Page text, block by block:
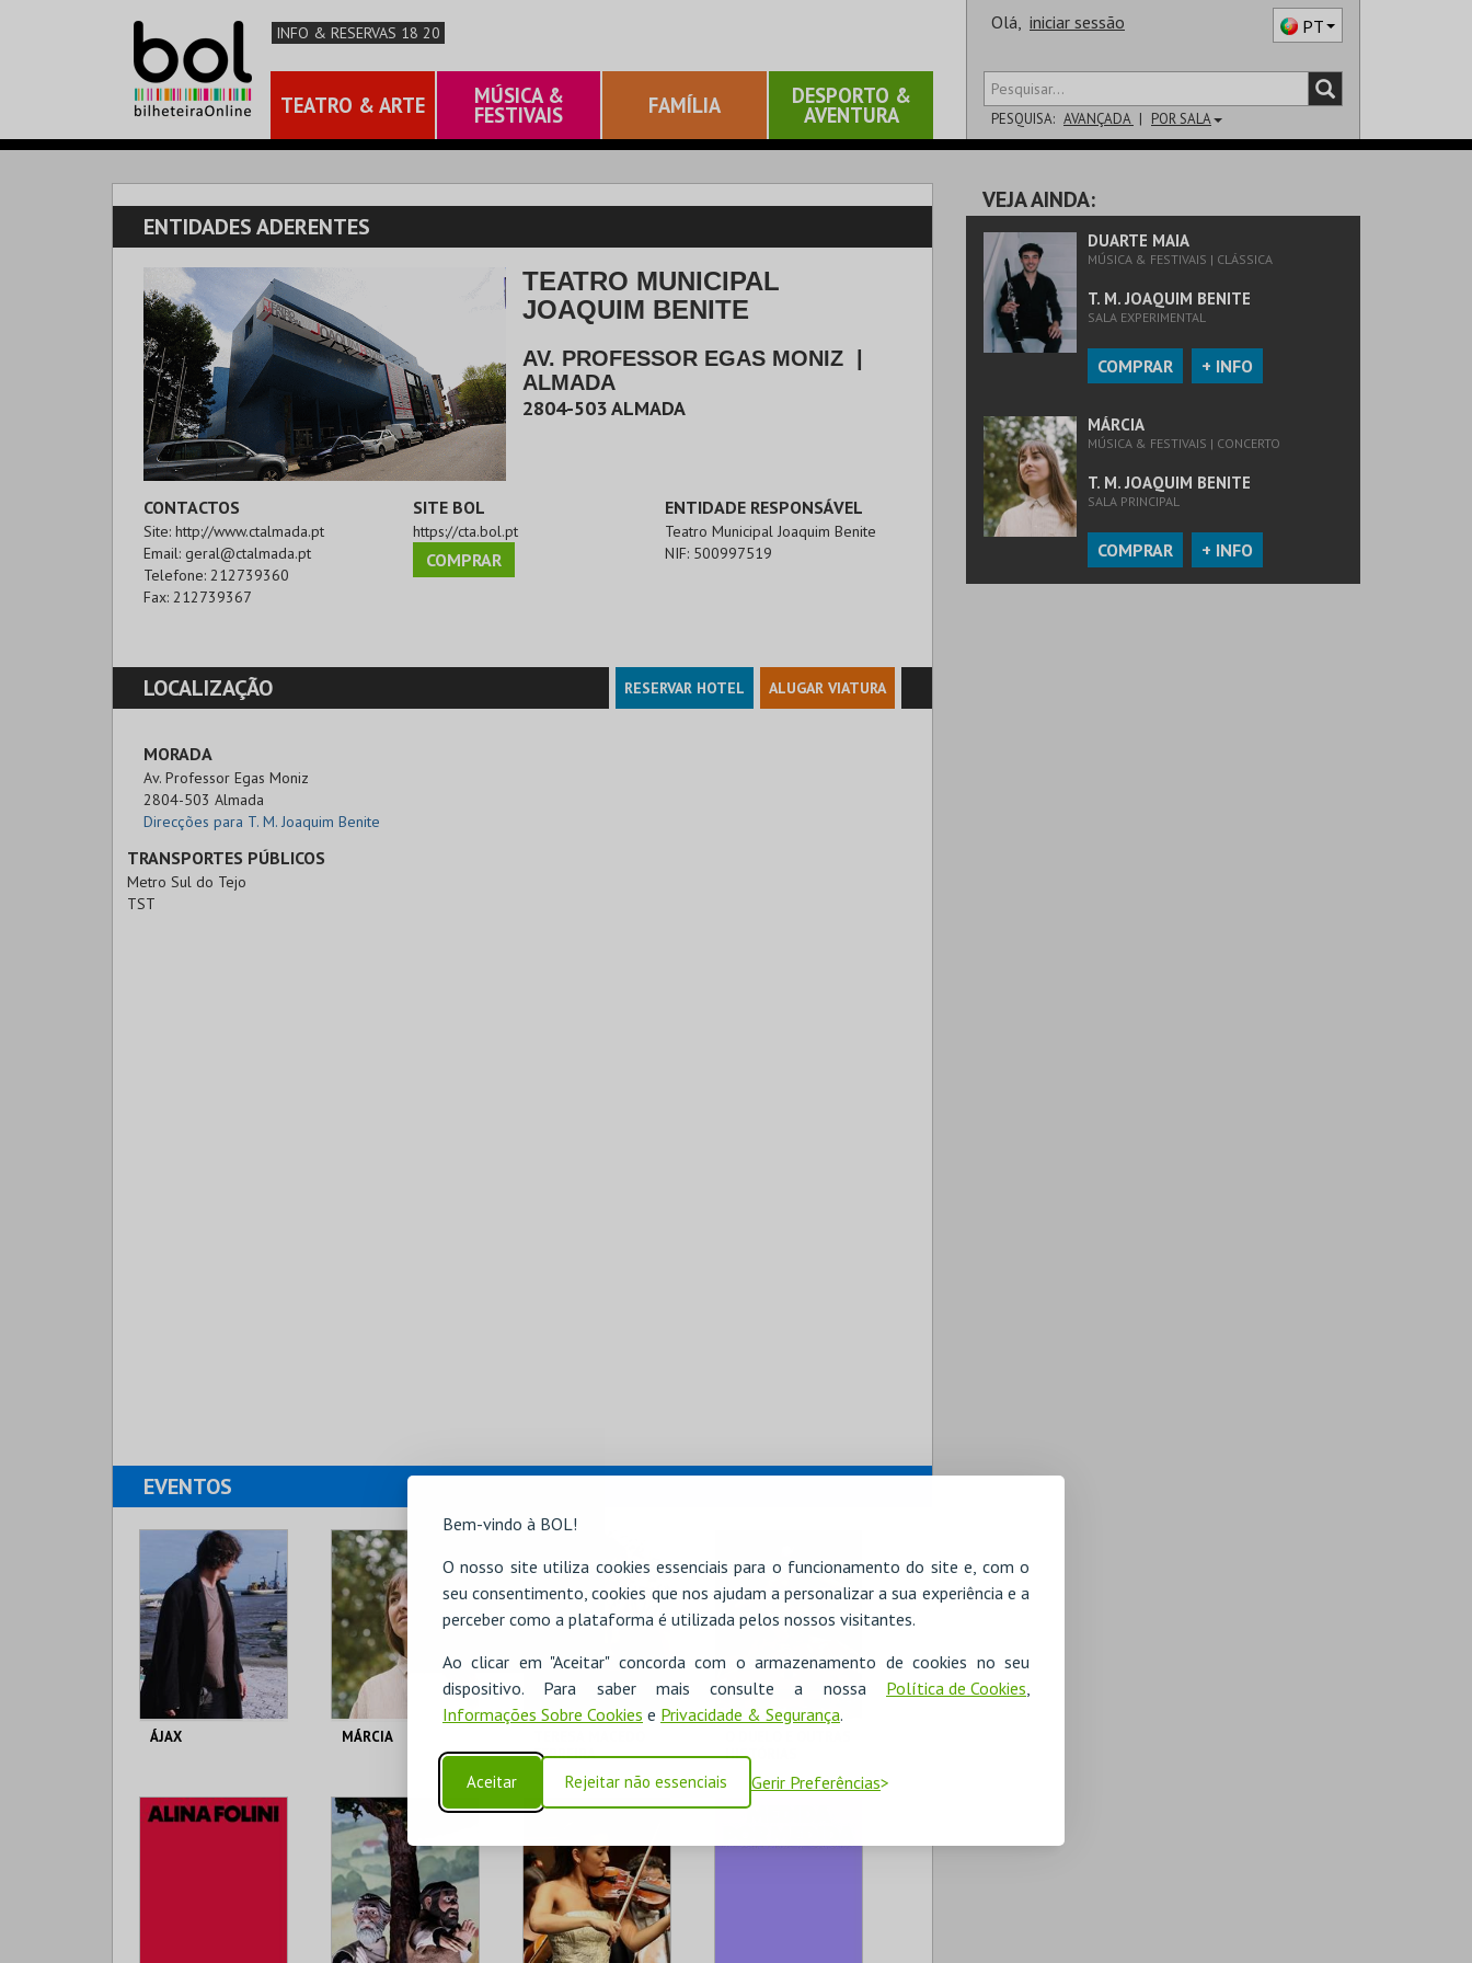
Bem-vindo à BOL!
O nosso site utiliza cookies essenciais para o funcionamento do site e, com o
seu consentimento, cookies que nos ajudam a personalizar a sua experiência e a
perceber como a plataforma é utilizada pelos nossos visitantes.
Ao clicar em "Aceitar" concorda com o armazenamento de cookies no seu
dispositivo. Para saber mais consulte a nossa Política de Cookies
Informações Sobre Cookies e Privacidade & Segurança.
Aceitar Rejeitar não essenciais Gerir Preferências
INFO & RESERVAS 18 20
TEATRO & ARTE MÚSICA &
FESTIVAIS FAMÍLIA DESPORTO &
AVENTURA
Olá, iniciar sessão PT
PESQUISA: AVANÇADA POR SALA
SALA
ENTIDADES ADERENTES
TEATRO MUNICIPAL
JOAQUIM BENITE
AV. PROFESSOR EGAS MONIZ
ALMADA
2804-503ALMADA
CONTACTOS
Site: http://www.ctalmada.pt
Email: geral@ctalmada.pt
Telefone: 212739360
Fax: 212739367
SITE BOL
https://cta.bol.pt
COMPRAR
ENTIDADE RESPONSÁVEL
Teatro Municipal Joaquim Benite
NIF: 500997519
LOCALIZAÇÃO RESERVAR HOTEL ALUGAR VIATURA
MORADA
Av. Professor Egas Moniz
2804-503 Almada
Direcções para T. M. Joaquim Benite
TRANSPORTES PÚBLICOS
Metro Sul do Tejo
TST
EVENTOS
ÁJAX
T. M. JOAQUIM
BENITE
MÁRCIA
T. M. JOAQUIM
BENITE
MAIS INFO
COMPRAR
FERREIRA
T. M. JOAQUIM
MAIS INFO
COMPRAR
HISTÓRIAS
T. M. JOAQUIM
VEJA AINDA:
DUARTE MAIA
MÚSICA & FESTIVAIS | CLÁSSICA
T. M. JOAQUIM BENITE
SALA EXPERIMENTAL
COMPRAR + INFO
MÁRCIA
MÚSICA & FESTIVAIS | CONCERTO
T. M. JOAQUIM BENITE
SALA PRINCIPAL
COMPRAR + INFO